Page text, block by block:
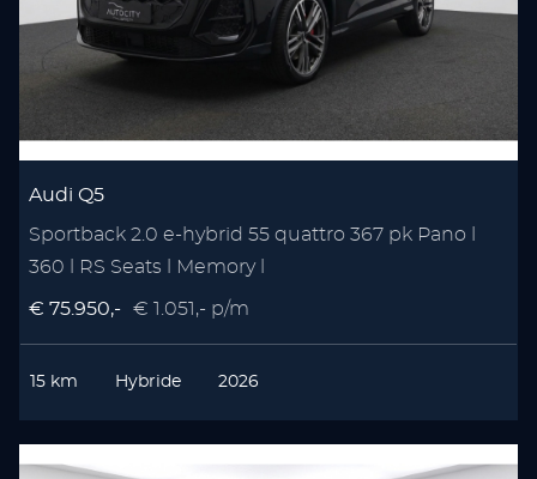
Audi Q5
Sportback 2.0 e-hybrid 55 quattro 367 pk Pano l
360 l RS Seats l Memory l
€ 75.950,- € 1.051,- p/m
15 km Hybride 2026